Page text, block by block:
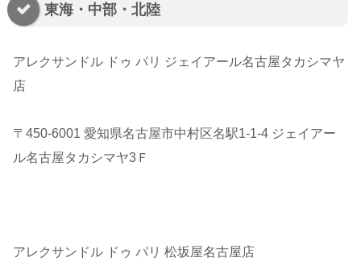
東海・中部・北陸
アレクサンドル ドゥ パリ ジェイアール名古屋タカシマヤ
店
〒450-6001 愛知県名古屋市中村区名駅1-1-4 ジェイアー
ル名古屋タカシマヤ3Ｆ
アレクサンドル ドゥ パリ 松坂屋名古屋店